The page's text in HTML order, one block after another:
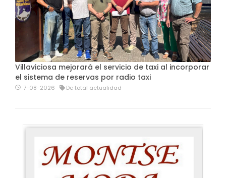
Villaviciosa mejorará el servicio de taxi al incorporar
el sistema de reservas por radio taxi
7-08-2026 De total actualidad